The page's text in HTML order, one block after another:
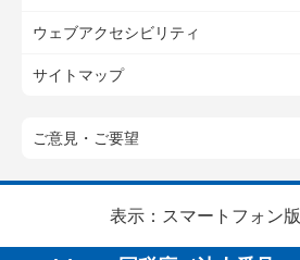
ウェブアクセシビリティ
サイトマップ
ご意見・ご要望
表示： スマートフォン版